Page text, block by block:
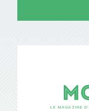
LE MAGAZINE